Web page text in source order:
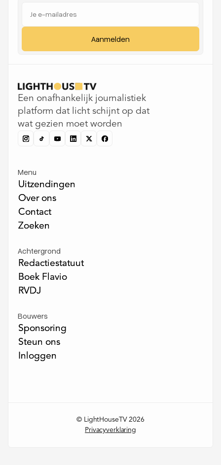
Een onafhankelijk journalistiek
platform dat licht schijnt op dat
wat gezien moet worden
Menu
Uitzendingen
Uitzendingen
Over ons
Over ons
Contact
Contact
Zoeken
Zoeken
Achtergrond
Redactiestatuut
Redactiestatuut
Boek Flavio
Boek Flavio
RVDJ
RVDJ
Bouwers
Sponsoring
Sponsoring
Steun ons
Steun ons
Inloggen
Inloggen
© LightHouseTV 2026
Privacyverklaring